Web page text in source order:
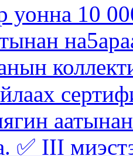
уонна 10
✅ III